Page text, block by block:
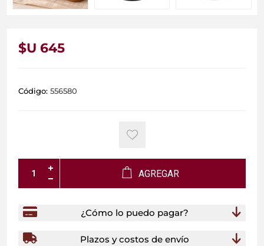
$U 645
Código: 556580
AGREGAR
¿Cómo lo puedo pagar?
Plazos y costos de envío